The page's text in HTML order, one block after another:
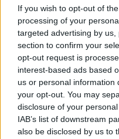
If you wish to opt-out of
processing of your
targeted advertising by
section to confirm your
opt-out request is
interest-based ads based
us or personal information
your opt-out. You may
disclosure of your
IAB’s list of downstream
also be disclosed by us to
Galaxy készülék
iPhone 18
rántja le a
2026.06.29 |
A szeptemberi
mellett a régóta
bemutatkozhat,
találgatások továbbra is